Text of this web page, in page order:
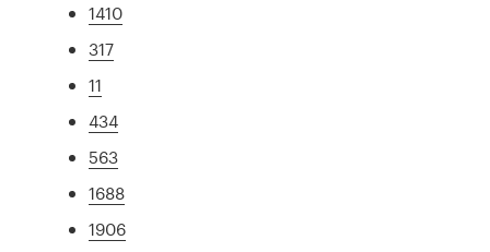
1410
317
11
434
563
1688
1906